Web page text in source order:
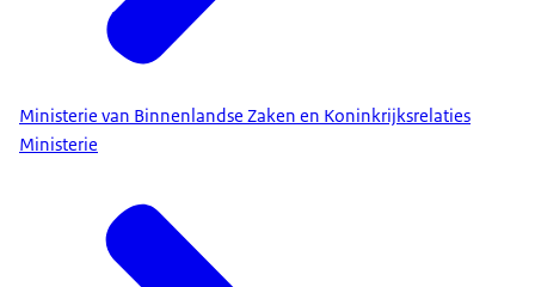
Ministerie van Binnenlandse Zaken en Koninkrijksrelaties
Ministerie